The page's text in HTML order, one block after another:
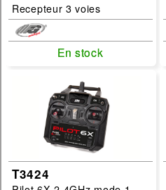
recepteur
ensemble-radio
accessoire-radio
Recepteur 3 voies
En stock
En stock
T3424